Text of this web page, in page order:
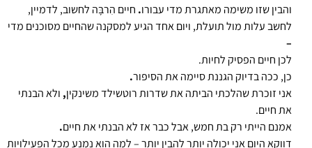
והבין שזו משימה מאתגרת מדי עבורו. חיים הִרבָּה לחשוב, לדמיין,
לחשב עלות מול תועלת, ויום אחד הגיע למסקנה שהחיים מסוכנים מדי
–
לכן חיים הפסיק לחיות.
כן, ככה בדיוק הגננת סיימה את הסיפור.
אני זוכרת שהלכתי הביתה את שדרות רוטשילד משינקין, ולא הבנתי
את חיים.
אמנם הייתי רק בת חמש, אבל כבר אז לא הבנתי את חיים.
דווקא היום אני יכולה יותר להבין יותר – למה הוא נמנע מכל הפעילויות